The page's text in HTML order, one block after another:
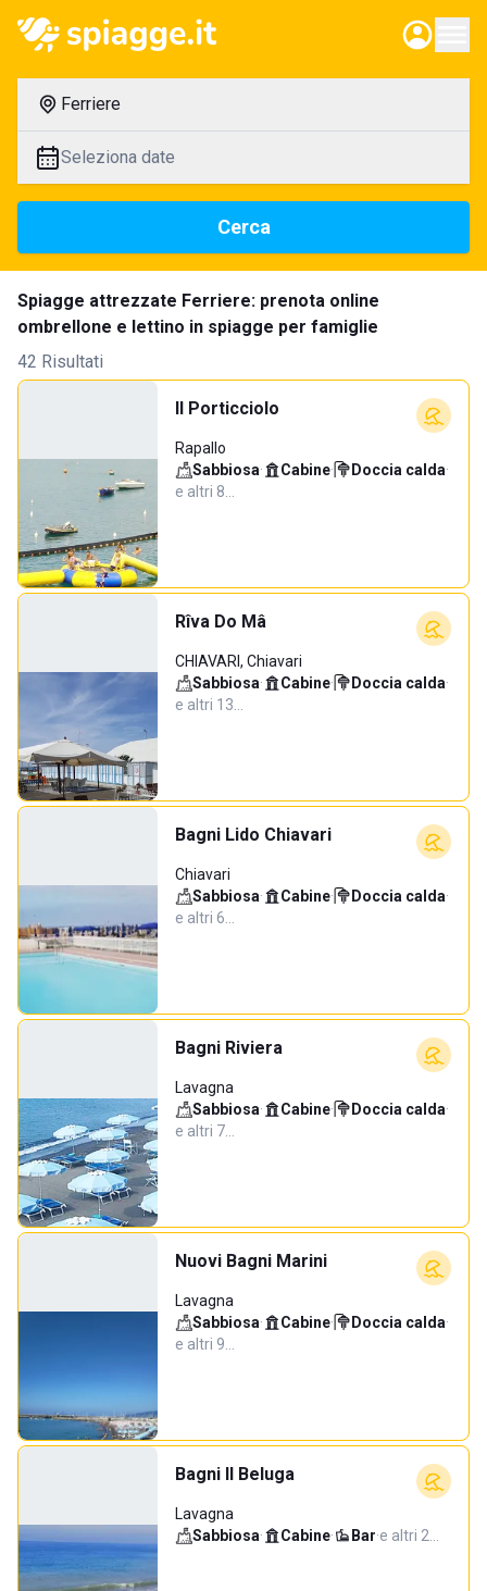
Ferriere
Seleziona date
Cerca
Spiagge attrezzate Ferriere: prenota online
ombrellone e lettino in spiagge per famiglie
42 Risultati
Il Porticciolo
Rapallo
Sabbiosa· Cabine· Doccia calda·
e altri 8…
Rîva Do Mâ
CHIAVARI, Chiavari
Sabbiosa· Cabine· Doccia calda·
e altri 13…
Bagni Lido Chiavari
Chiavari
Sabbiosa· Cabine· Doccia calda·
e altri 6…
Bagni Riviera
Lavagna
Sabbiosa· Cabine· Doccia calda·
e altri 7…
Nuovi Bagni Marini
Lavagna
Sabbiosa· Cabine· Doccia calda·
e altri 9…
Bagni Il Beluga
Lavagna
Sabbiosa· Cabine· Bar·e altri 2…